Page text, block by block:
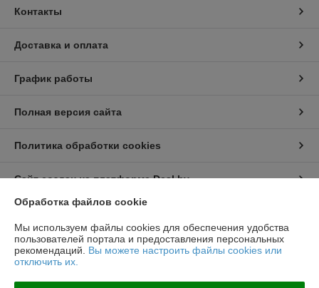
Контакты
Доставка и оплата
График работы
Полная версия сайта
Политика обработки cookies
Сайт создан на платформе Deal.by
Информация для покупателя
Юридическое лицо:ООО "Топтрейдинвест"
223044, Минск ул Стебенева 10а
Регистрационный номер ЕГР: 193009471
Обработка файлов cookie
Мы используем файлы cookies для обеспечения удобства
пользователей портала и предоставления персональных
рекомендаций. Вы можете настроить файлы cookies или
отключить их.